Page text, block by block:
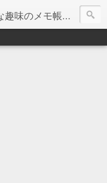
欧州型H0鉄道模型をメインに書いています。